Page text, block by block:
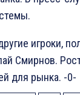
игроки,
Смирнов.
для рынка. -0-